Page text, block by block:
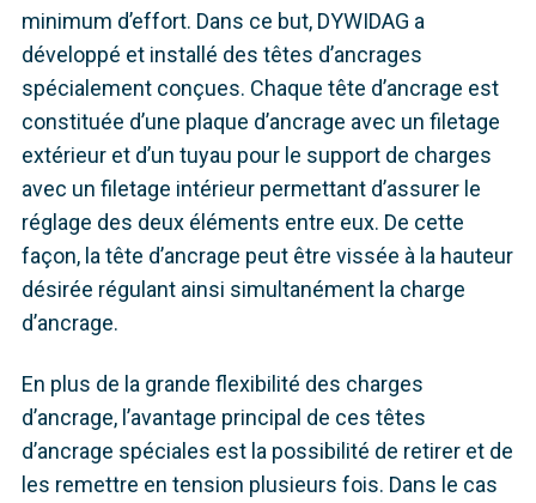
minimum d’effort. Dans ce but, DYWIDAG a
développé et installé des têtes d’ancrages
spécialement conçues. Chaque tête d’ancrage est
constituée d’une plaque d’ancrage avec un filetage
extérieur et d’un tuyau pour le support de charges
avec un filetage intérieur permettant d’assurer le
réglage des deux éléments entre eux. De cette
façon, la tête d’ancrage peut être vissée à la hauteur
désirée régulant ainsi simultanément la charge
d’ancrage.
En plus de la grande flexibilité des charges
d’ancrage, l’avantage principal de ces têtes
d’ancrage spéciales est la possibilité de retirer et de
les remettre en tension plusieurs fois. Dans le cas